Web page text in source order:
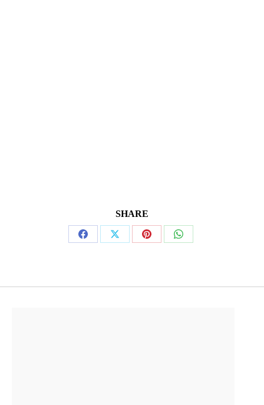
SHARE
CondividiCondividiCondividiCondividi